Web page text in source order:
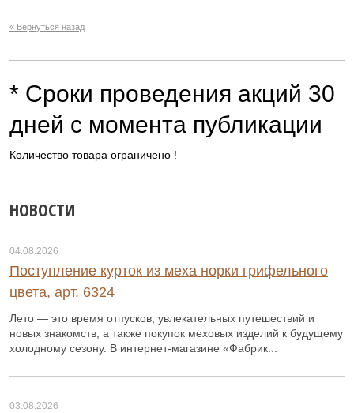
« Вернуться назад
* Сроки проведения акций 30
дней с момента публикации
Количество товара ограничено !
НОВОСТИ
04.08.2026
Поступление курток из меха норки грифельного
цвета, арт. 6324
Лето — это время отпусков, увлекательных путешествий и
новых знакомств, а также покупок меховых изделий к будущему
холодному сезону. В интернет-магазине «Фабрик...
03.08.2026